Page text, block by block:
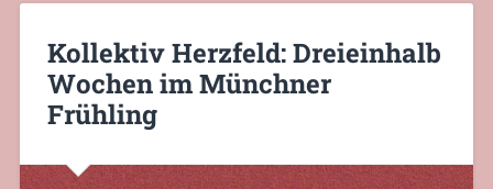
Kollektiv Herzfeld: Dreieinhalb
Wochen im Münchner
Frühling